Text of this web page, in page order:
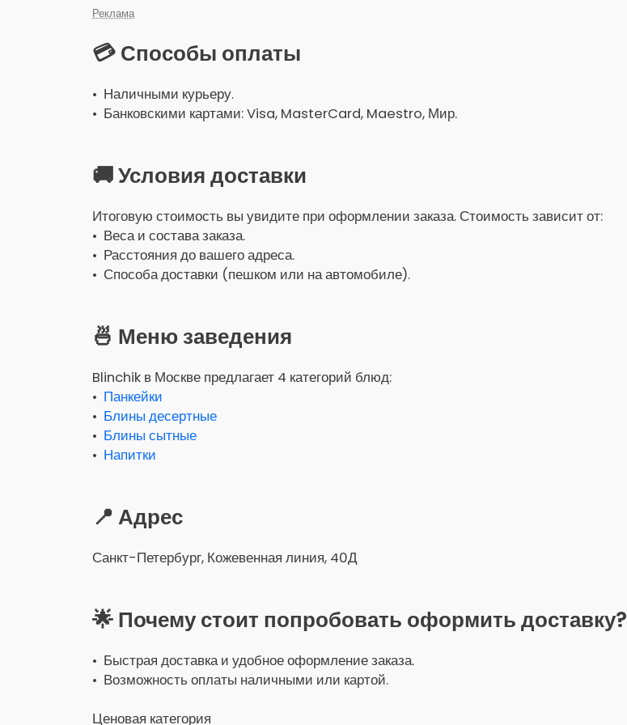
Реклама
💳 Способы оплаты
• Наличными курьеру.
• Банковскими картами: Visa, MasterCard, Maestro, Мир.
🚚 Условия доставки
Итоговую стоимость вы увидите при оформлении заказа. Стоимость зависит от:
• Веса и состава заказа.
• Расстояния до вашего адреса.
• Способа доставки (пешком или на автомобиле).
🍜 Меню заведения
Blinchik в Москве предлагает 4 категорий блюд:
• Панкейки
• Блины десертные
• Блины сытные
• Напитки
📍 Адрес
Санкт-Петербург, Кожевенная линия, 40Д
🌟 Почему стоит попробовать оформить доставку?
• Быстрая доставка и удобное оформление заказа.
• Возможность оплаты наличными или картой.
Ценовая категория